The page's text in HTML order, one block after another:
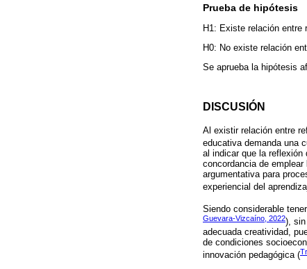
Prueba de hipótesis
H1: Existe relación entre
H0: No existe relación
Se aprueba la hipótesis
DISCUSIÓN
Al existir relación entre
educativa demanda una
al indicar que la reflexión
concordancia de
argumentativa para
experiencial del
Siendo considerable
Guevara-Vizcaíno, 2022),
adecuada creatividad,
de condiciones
innovación pedagógica (